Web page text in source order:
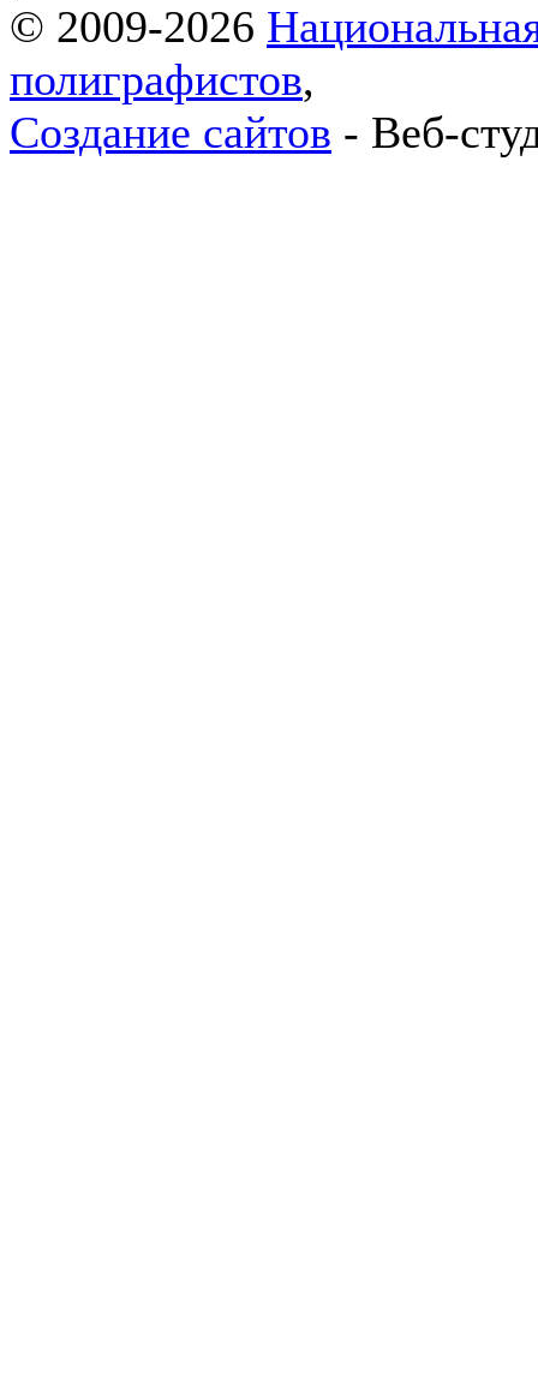
© 2009-2026
полиграфистов,
Создание сайтов - Веб-